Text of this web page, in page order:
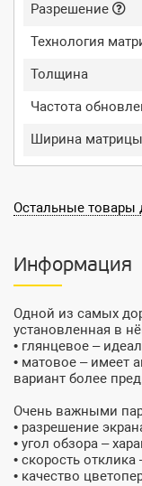
Разрешение
Технология
Толщина
Частота
Ширина матрицы
Остальные товары
Информация
Одной из самых
установленная в
• глянцевое –
• матовое – имеет
вариант более
Очень важными
• разрешение
• угол обзора –
• скорость
• качество